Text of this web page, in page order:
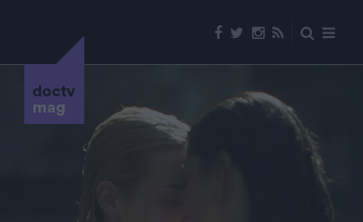
doctv
mag